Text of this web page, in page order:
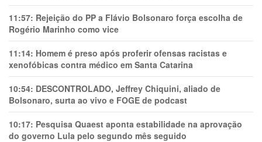
11:57: Rejeição do PP a Flávio Bolsonaro força escolha de
Rogério Marinho como vice
11:14: Homem é preso após proferir ofensas racistas e
xenofóbicas contra médico em Santa Catarina
10:54: DESCONTROLADO, Jeffrey Chiquini, aliado de
Bolsonaro, surta ao vivo e FOGE de podcast
10:17: Pesquisa Quaest aponta estabilidade na aprovação
do governo Lula pelo segundo mês seguido